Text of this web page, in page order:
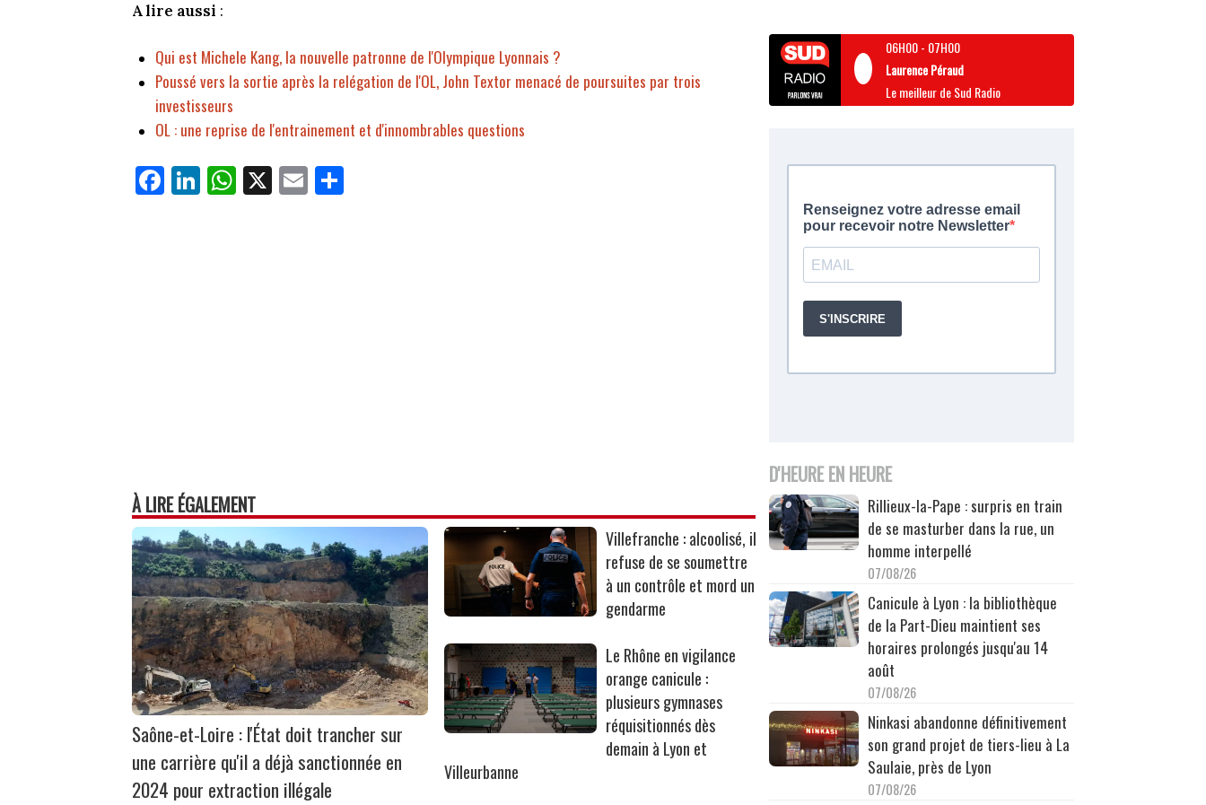
A lire aussi :
Qui est Michele Kang, la nouvelle patronne de l'Olympique Lyonnais ?
Poussé vers la sortie après la relégation de l'OL, John Textor menacé de poursuites par trois
investisseurs
OL : une reprise de l'entrainement et d'innombrables questions
Fa
ce
Li
nk
W
ha
X E
m
À LIRE ÉGALEMENT
Saône-et-Loire : l'État doit trancher sur
une carrière qu'il a déjà sanctionnée en
2024 pour extraction illégale
Villefranche : alcoolisé, il
refuse de se soumettre
à un contrôle et mord un
gendarme
Le Rhône en vigilance
orange canicule :
plusieurs gymnases
réquisitionnés dès
demain à Lyon et
Villeurbanne
06H00- 07H00
Laurence Péraud
Le meilleur de Sud Radio
D'HEURE EN HEURE
Rillieux-la-Pape : surpris en train
de se masturber dans la rue, un
homme interpellé
07/08/26
Canicule à Lyon : la bibliothèque
de la Part-Dieu maintient ses
horaires prolongés jusqu'au 14
août
07/08/26
Ninkasi abandonne définitivement
son grand projet de tiers-lieu à La
Saulaie, près de Lyon
07/08/26